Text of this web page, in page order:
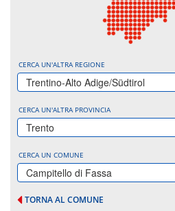
CERCA UN'ALTRA REGIONE
Trentino-Alto Adige/Südtirol
CERCA UN'ALTRA PROVINCIA
Trento
CERCA UN COMUNE
Campitello di Fassa
TORNA AL COMUNE